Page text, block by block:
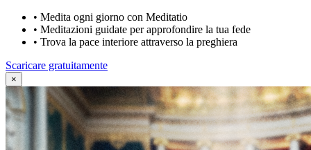
• Medita ogni giorno con Meditatio
• Meditazioni guidate per approfondire la tua fede
• Trova la pace interiore attraverso la preghiera
Scaricare gratuitamente
×